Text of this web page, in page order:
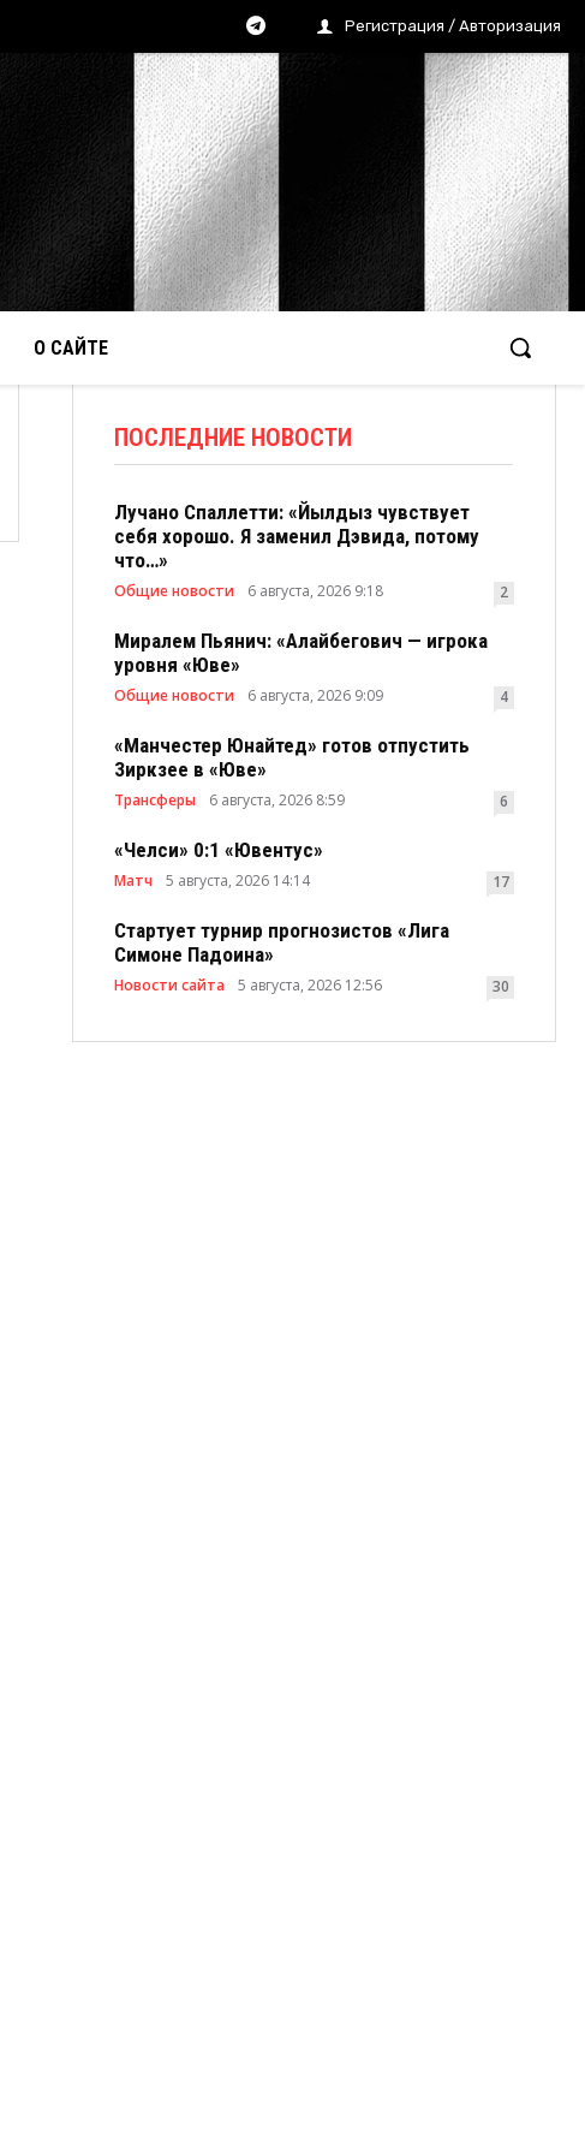
Регистрация / Авторизация
О САЙТЕ
ПОСЛЕДНИЕ НОВОСТИ
Лучано Спаллетти: «Йылдыз чувствует
себя хорошо. Я заменил Дэвида, потому
что…»
Общие новости 6 августа, 2026 9:18 2
Миралем Пьянич: «Алайбегович — игрока
уровня «Юве»
Общие новости 6 августа, 2026 9:09 4
«Манчестер Юнайтед» готов отпустить
Зиркзее в «Юве»
Трансферы 6 августа, 2026 8:59 6
«Челси» 0:1 «Ювентус»
Матч 5 августа, 2026 14:14 17
Стартует турнир прогнозистов «Лига
Симоне Падоина»
Новости сайта 5 августа, 2026 12:56 30